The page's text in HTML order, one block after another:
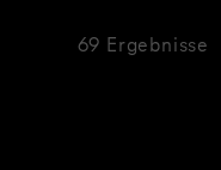
69 Ergebnisse